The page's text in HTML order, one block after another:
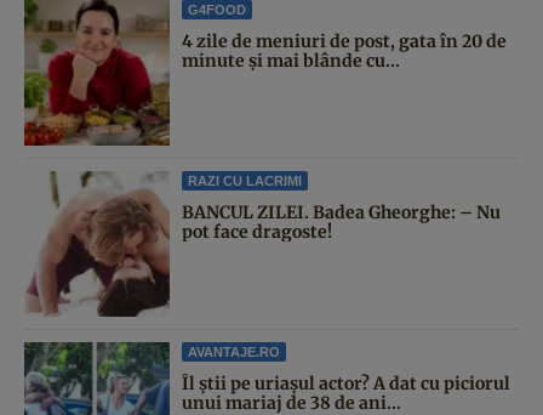
G4FOOD
4 zile de meniuri de post, gata în 20 de
minute și mai blânde cu...
RAZI CU LACRIMI
BANCUL ZILEI. Badea Gheorghe: – Nu
pot face dragoste!
AVANTAJE.RO
Îl știi pe uriașul actor? A dat cu piciorul
unui mariaj de 38 de ani...